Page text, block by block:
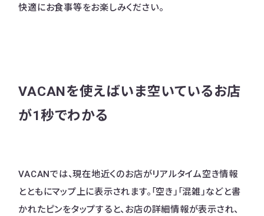
快適にお食事等をお楽しみください。
VACANを使えばいま空いているお店
が1秒でわかる
VACANでは、現在地近くのお店がリアルタイム空き情報
とともにマップ上に表示されます。「空き」「混雑」などと書
かれたピンをタップすると、お店の詳細情報が表示され、